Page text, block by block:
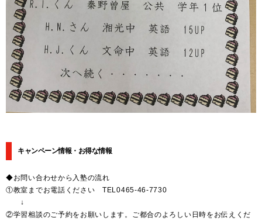
キャンペーン情報・お得な情報
◆お問い合わせから入塾の流れ
①教室までお電話ください TEL0465-46-7730
↓
②学習相談のご予約をお願いします。ご都合のよろしい日時をお伝えくだ